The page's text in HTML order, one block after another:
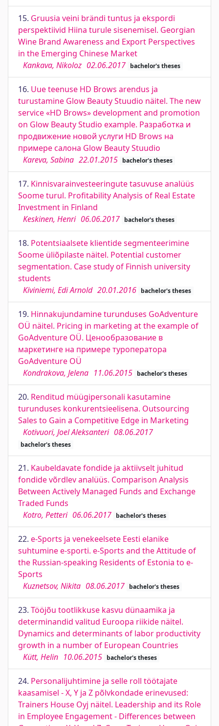
15. Gruusia veini brändi tuntus ja ekspordi
perspektiivid Hiina turule sisenemisel. Georgian
Wine Brand Awareness and Export Perspectives
in the Emerging Chinese Market
Kankava, Nikoloz 02.06.2017 bachelor's theses
16. Uue teenuse HD Brows arendus ja
turustamine Glow Beauty Stuudio näitel. The new
service «HD Brows» development and promotion
on Glow Beauty Studio example. Рaзработка и
продвижение новой услуги HD Brows на
примере cалона Glow Beauty Stuudio
Kareva, Sabina 22.01.2015 bachelor's theses
17. Kinnisvarainvesteeringute tasuvuse analüüs
Soome turul. Profitability Analysis of Real Estate
Investment in Finland
Keskinen, Henri 06.06.2017 bachelor's theses
18. Potentsiaalsete klientide segmenteerimine
Soome üliõpilaste näitel. Potential customer
segmentation. Case study of Finnish university
students
Kiviniemi, Edi Arnold 20.01.2016 bachelor's theses
19. Hinnakujundamine turunduses GoAdventure
OÜ näitel. Pricing in marketing at the example of
GoAdventure OÜ. Ценообразование в
маркетинге на примере туроператора
GoAdventure OÜ
Kondrakova, Jelena 11.06.2015 bachelor's theses
20. Renditud müügipersonali kasutamine
turunduses konkurentsieelisena. Outsourcing
Sales to Gain a Competitive Edge in Marketing
Kotivuori, Joel Aleksanteri 08.06.2017
bachelor's theses
21. Kaubeldavate fondide ja aktiivselt juhitud
fondide võrdlev analüüs. Comparison Analysis
Between Actively Managed Funds and Exchange
Traded Funds
Kotro, Petteri 06.06.2017 bachelor's theses
22. e-Sports ja venekeelsete Eesti elanike
suhtumine e-sporti. e-Sports and the Attitude of
the Russian-speaking Residents of Estonia to e-
Sports
Kuznetsov, Nikita 08.06.2017 bachelor's theses
23. Tööjõu tootlikkuse kasvu dünaamika ja
determinandid valitud Euroopa riikide näitel.
Dynamics and determinants of labor productivity
growth in a number of European Countries
Kütt, Helin 10.06.2015 bachelor's theses
24. Personalijuhtimine ja selle roll töötajate
kaasamisel - X, Y ja Z põlvkondade erinevused:
Trainers House Oyj näitel. Leadership and its Role
in Employee Engagement - Differences between